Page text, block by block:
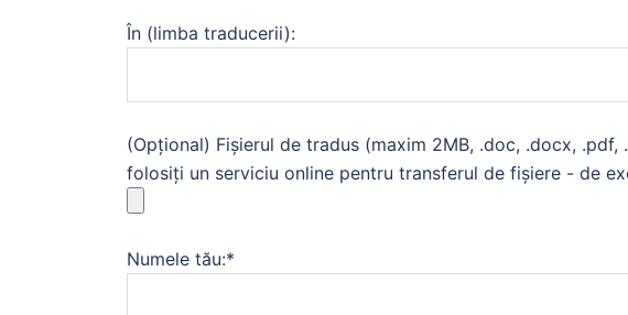
În (limba traducerii):
(Opțional) Fișierul de tradus (maxim 2MB, .doc, .docx,
folosiți un serviciu online pentru transferul de fișiere - de
Numele tău:*